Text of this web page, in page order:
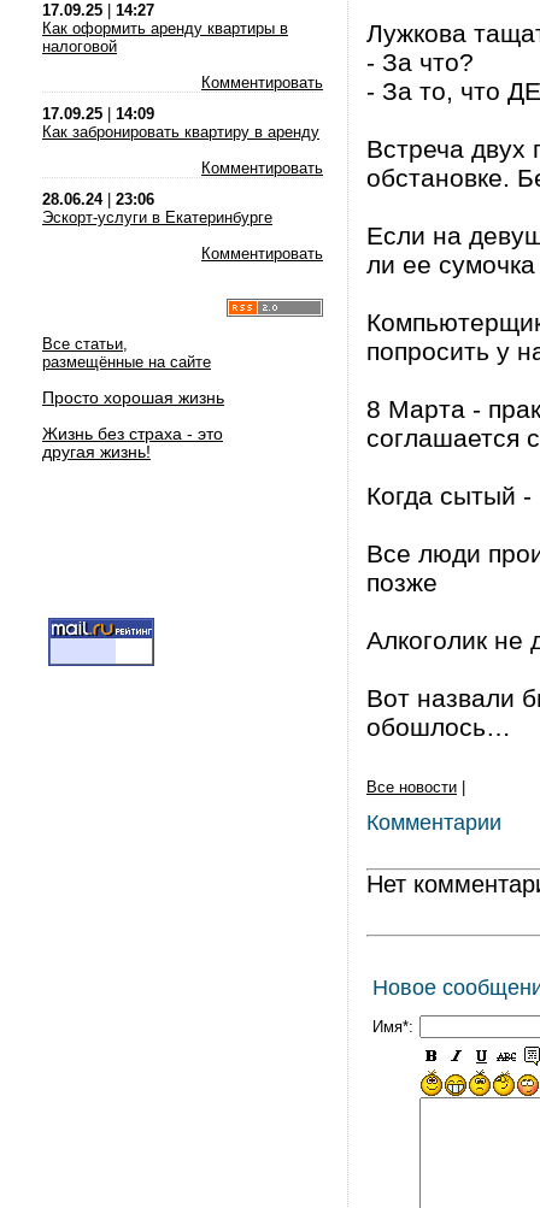
17.09.25
14:27
Как оформить аренду квартиры в
налоговой
Комментировать
17.09.25
14:09
Как забронировать квартиру в аренду
Комментировать
28.06.24| 23:06
Эскорт-услуги в Екатеринбурге
Комментировать
Все статьи,
размещённые на сайте
Просто хорошая жизнь
Жизнь без страха - это
другая жизнь!
Лужкова
- За что?
- За то, что
Встреча
обстановке.
Если на
ли ее
попросить у
8 Марта -
соглашается
Когда сытый -
Все люди
позже
Алкоголик не
Вот назвали
обошлось…
Все новости
Комментарии
Нет
Новое
Имя*: